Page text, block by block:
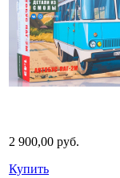
2 900,00 руб.
Купить